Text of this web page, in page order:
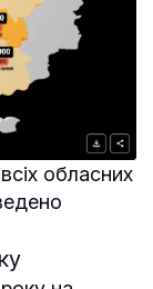
обласних